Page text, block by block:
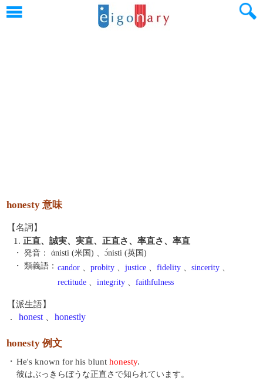
honesty 意味
【名詞】
1. 正直、誠実、実直、正直さ、率直さ、率直
・ 発音：
άnisti (米国) 、ɔ́nisti (英国)
・ 類義語： candor 、 probity 、 justice 、 fidelity 、 sincerity 、
rectitude 、 integrity 、 faithfulness
【派生語】
. honest honestly
honesty 例文
・ He's known for his blunt honesty.
彼はぶっきらぼうな正直さで知られています。